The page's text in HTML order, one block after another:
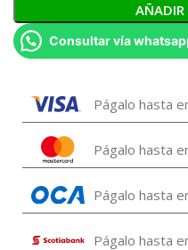
AÑADIR
Consultar vía
Págalo hasta
Págalo hasta
Págalo hasta
Págalo hasta